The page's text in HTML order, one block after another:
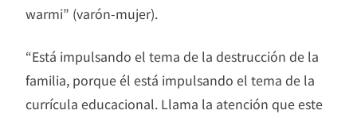
warmi” (varón-mujer).
“Está impulsando el tema de la destrucción de la
familia, porque él está impulsando el tema de la
currícula educacional. Llama la atención que este